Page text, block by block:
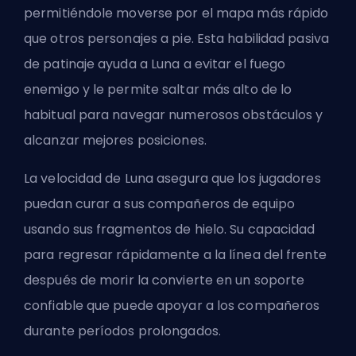
permitiéndole moverse por el mapa más rápido
que otros personajes a pie. Esta habilidad pasiva
de patinaje ayuda a Luna a evitar el fuego
enemigo y le permite saltar más alto de lo
habitual para navegar numerosos obstáculos y
alcanzar mejores posiciones.
La velocidad de Luna asegura que los jugadores
puedan curar a sus compañeros de equipo
usando sus fragmentos de hielo. Su capacidad
para regresar rápidamente a la línea del frente
después de morir la convierte en un soporte
confiable que puede apoyar a los compañeros
durante períodos prolongados.